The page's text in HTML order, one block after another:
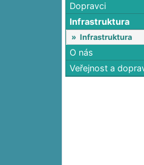
Dopravci
Infrastruktura
» Infrastruktura
O nás
Veřejnost a